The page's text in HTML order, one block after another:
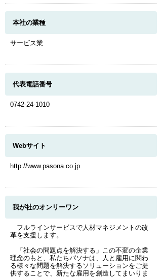
本社の業種
サービス業
代表電話番号
0742-24-1010
Webサイト
http://www.pasona.co.jp
我が社のオンリーワン
フルラインサービスで人材マネジメントの改
革を支援します。
「社会の問題点を解決する」この不変の企業
理念のもと、私たちパソナは、人と雇用に関わ
る様々な問題を解決するソリューションをご提
供することで、新たな雇用を創造してまいりま